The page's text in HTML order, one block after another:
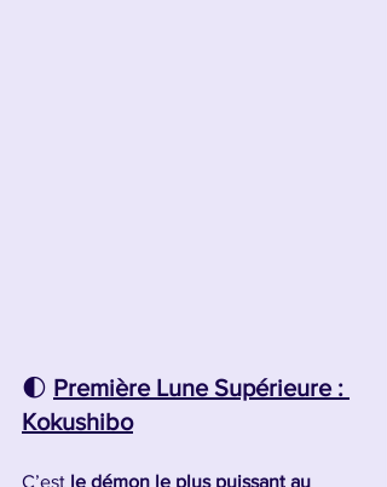
🌓 Première Lune Supérieure :
Kokushibo
C’est le démon le plus puissant au